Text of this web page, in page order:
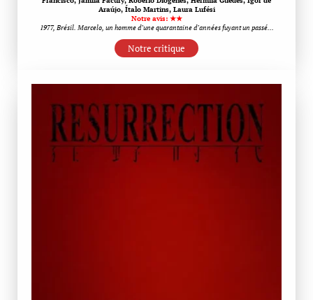
Araújo, Ítalo Martins, Laura Lufési
Notre avis: ★★
1977, Brésil. Marcelo, un homme d’une quarantaine d’années fuyant un passé…
Notre critique